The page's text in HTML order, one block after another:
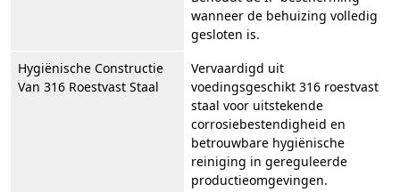
wanneer de behuizing volledig
gesloten is.
Hygiënische Constructie
Van 316 Roestvast Staal
Vervaardigd uit
voedingsgeschikt 316 roestvast
staal voor uitstekende
corrosiebestendigheid en
betrouwbare hygiënische
reiniging in gereguleerde
productieomgevingen.